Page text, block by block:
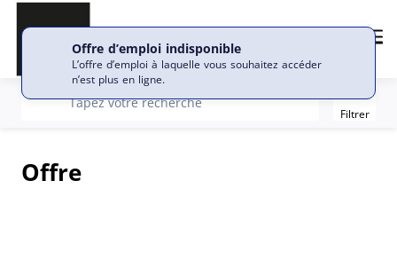
Offre d’emploi indisponible
L’offre d’emploi à laquelle vous souhaitez accéder
n’est plus en ligne.
recherche
Tapez votre recherche Filter
Filtrer
Offre